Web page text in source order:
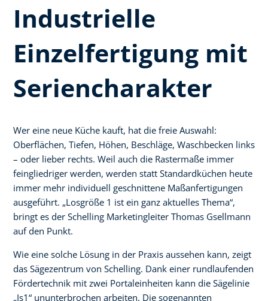
Industrielle
Einzelfertigung mit
Seriencharakter
Wer eine neue Küche kauft, hat die freie Auswahl:
Oberflächen, Tiefen, Höhen, Beschläge, Waschbecken links
– oder lieber rechts. Weil auch die Rastermaße immer
feingliedriger werden, werden statt Standardküchen heute
immer mehr individuell geschnittene Maßanfertigungen
ausgeführt. „Losgröße 1 ist ein ganz aktuelles Thema“,
bringt es der Schelling Marketingleiter Thomas Gsellmann
auf den Punkt.
Wie eine solche Lösung in der Praxis aussehen kann, zeigt
das Sägezentrum von Schelling. Dank einer rundlaufenden
Fördertechnik mit zwei Portaleinheiten kann die Sägelinie
„Is1“ ununterbrochen arbeiten. Die sogenannten